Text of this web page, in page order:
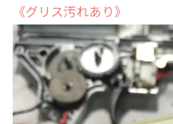
《グリス汚れあり》